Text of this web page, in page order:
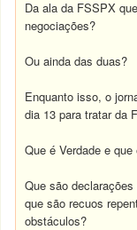
Da ala da FSSPX
negociações?
Ou ainda das duas?
Enquanto isso, o
dia 13 para tratar da
Que é Verdade e
Que são
que são recuos
obstáculos?